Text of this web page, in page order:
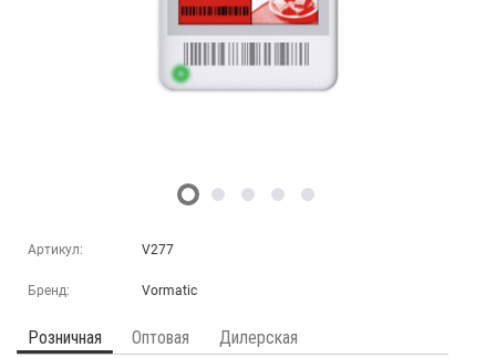
Артикул: V277
Бренд: Vormatic
Розничная Оптовая Дилерская